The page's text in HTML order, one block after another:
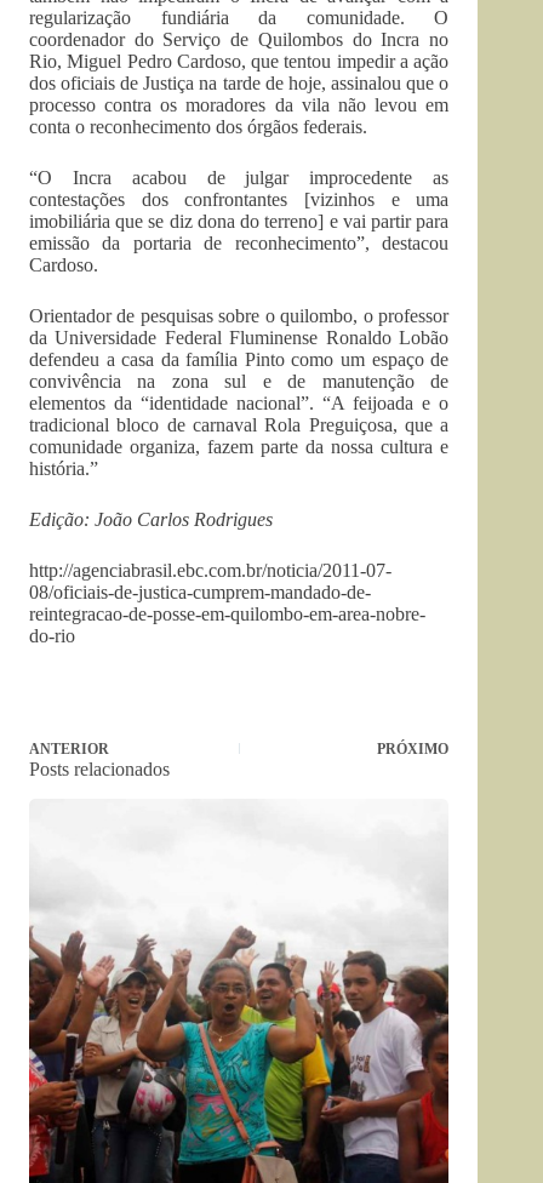
regularização fundiária da comunidade. O
coordenador do Serviço de Quilombos do Incra no
Rio, Miguel Pedro Cardoso, que tentou impedir a ação
dos oficiais de Justiça na tarde de hoje, assinalou que o
processo contra os moradores da vila não levou em
conta o reconhecimento dos órgãos federais.
“O Incra acabou de julgar improcedente as
contestações dos confrontantes [vizinhos e uma
imobiliária que se diz dona do terreno] e vai partir para
emissão da portaria de reconhecimento”, destacou
Cardoso.
Orientador de pesquisas sobre o quilombo, o professor
da Universidade Federal Fluminense Ronaldo Lobão
defendeu a casa da família Pinto como um espaço de
convivência na zona sul e de manutenção de
elementos da “identidade nacional”. “A feijoada e o
tradicional bloco de carnaval Rola Preguiçosa, que a
comunidade organiza, fazem parte da nossa cultura e
história.”
Edição: João Carlos Rodrigues
http://agenciabrasil.ebc.com.br/noticia/2011-07-
08/oficiais-de-justica-cumprem-mandado-de-
reintegracao-de-posse-em-quilombo-em-area-nobre-
do-rio
ANTERIOR PRÓXIMO
Posts relacionados